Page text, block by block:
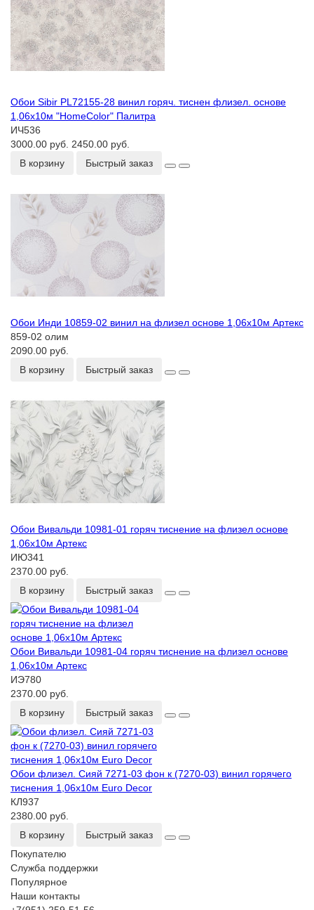
Обои Sibir PL72155-28 винил горяч. тиснен флизел. основе
1,06х10м "HomeColor" Палитра
ИЧ536
3000.00 руб. 2450.00 руб.
В корзину
Быстрый заказ
Обои Инди 10859-02 винил на флизел основе 1,06х10м Артекс
859-02 олим
2090.00 руб.
В корзину
Быстрый заказ
Обои Вивальди 10981-01 горяч тиснение на флизел основе
1,06х10м Артекс
ИЮ341
2370.00 руб.
В корзину
Быстрый заказ
Обои Вивальди 10981-04 горяч тиснение на флизел основе
1,06х10м Артекс
ИЭ780
2370.00 руб.
В корзину
Быстрый заказ
Обои флизел. Сияй 7271-03 фон к (7270-03) винил горячего
тиснения 1,06х10м Euro Decor
КЛ937
2380.00 руб.
В корзину
Быстрый заказ
Покупателю
Служба поддержки
Популярное
Наши контакты